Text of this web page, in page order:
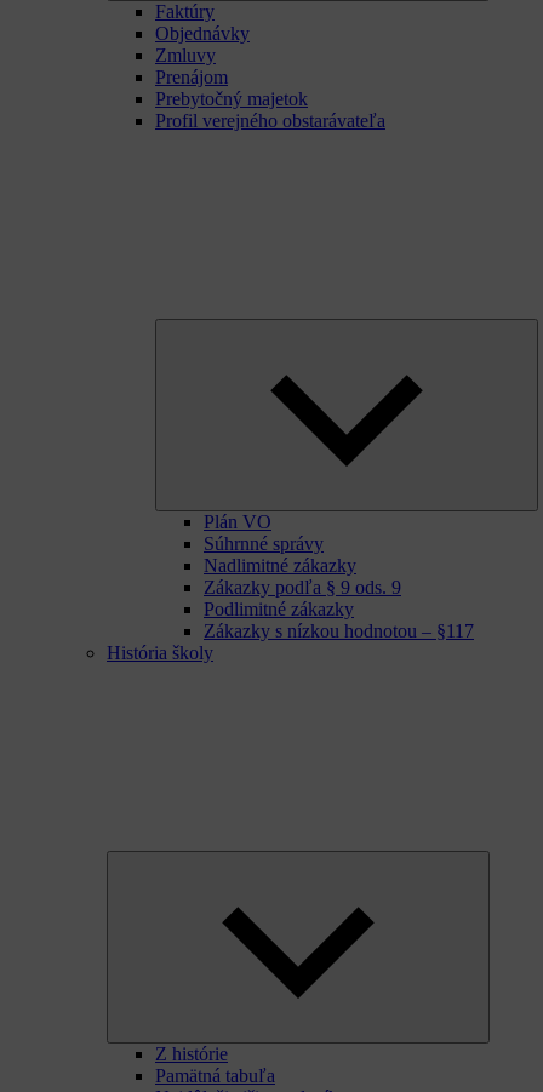
Faktúry
Objednávky
Zmluvy
Prenájom
Prebytočný majetok
Profil verejného obstarávateľa
Plán VO
Súhrnné správy
Nadlimitné zákazky
Zákazky podľa § 9 ods. 9
Podlimitné zákazky
Zákazky s nízkou hodnotou – §117
História školy
Z histórie
Pamätná tabuľa